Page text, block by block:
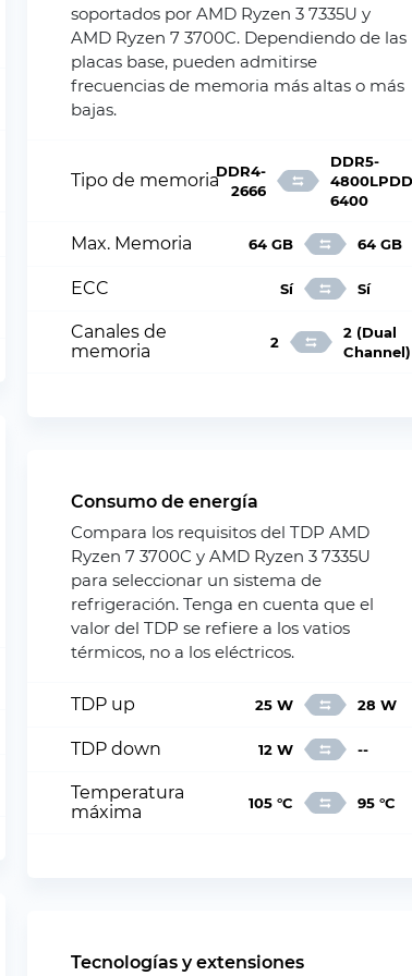
soportados por AMD Ryzen 3 7335U y
AMD Ryzen 7 3700C. Dependiendo de las
placas base, pueden admitirse
frecuencias de memoria más altas o más
bajas.
Tipo de memoriaDDR4-
2666
DDR5-
6400
Max. Memoria 64 GB 64 GB
ECC Sí Sí
Canales de
memoria
2
2 (Dual
Channel)
Consumo de energía
Compara los requisitos del TDP AMD
Ryzen 7 3700C y AMD Ryzen 3 7335U
para seleccionar un sistema de
refrigeración. Tenga en cuenta que el
valor del TDP se refiere a los vatios
térmicos, no a los eléctricos.
TDP up 25 W 28 W
TDP down 12 W --
Temperatura
máxima
105 °C 95 °C
Tecnologías y extensiones